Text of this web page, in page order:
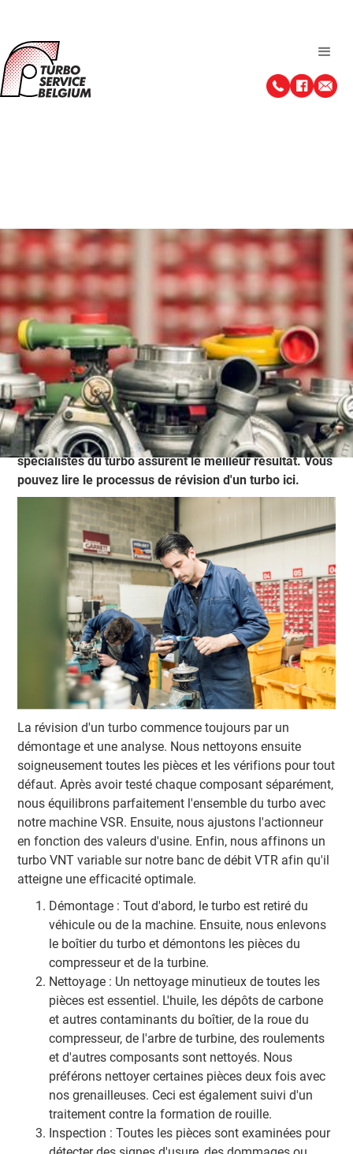
Révision d'un turbo en 7
étapes
La révision d'un turbo est un processus complexe qui
nécessite des connaissances et une expérience
spécifiques. Les turbos sont des composants sensibles
et une révision incorrecte peut entraîner des
dommages supplémentaires ou une réduction des
performances. Avec nos machines innovantes, nos
spécialistes du turbo assurent le meilleur résultat. Vous
pouvez lire le processus de révision d'un turbo ici.
La révision d'un turbo commence toujours par un
démontage et une analyse. Nous nettoyons ensuite
soigneusement toutes les pièces et les vérifions pour tout
défaut. Après avoir testé chaque composant séparément,
nous équilibrons parfaitement l'ensemble du turbo avec
notre machine VSR. Ensuite, nous ajustons l'actionneur
en fonction des valeurs d'usine. Enfin, nous affinons un
turbo VNT variable sur notre banc de débit VTR afin qu'il
atteigne une efficacité optimale.
Démontage : Tout d'abord, le turbo est retiré du
véhicule ou de la machine. Ensuite, nous enlevons
le boîtier du turbo et démontons les pièces du
compresseur et de la turbine.
Nettoyage : Un nettoyage minutieux de toutes les
pièces est essentiel. L'huile, les dépôts de carbone
et autres contaminants du boîtier, de la roue du
compresseur, de l'arbre de turbine, des roulements
et d'autres composants sont nettoyés. Nous
préférons nettoyer certaines pièces deux fois avec
nos grenailleuses. Ceci est également suivi d'un
traitement contre la formation de rouille.
Inspection : Toutes les pièces sont examinées pour